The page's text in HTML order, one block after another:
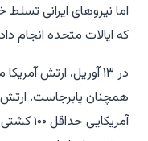
اما نیروهای ایرانی
که ایالات متحده انجام
در ۱۳ آوریل، ارتش
همچنان پابرجاست. ارتش